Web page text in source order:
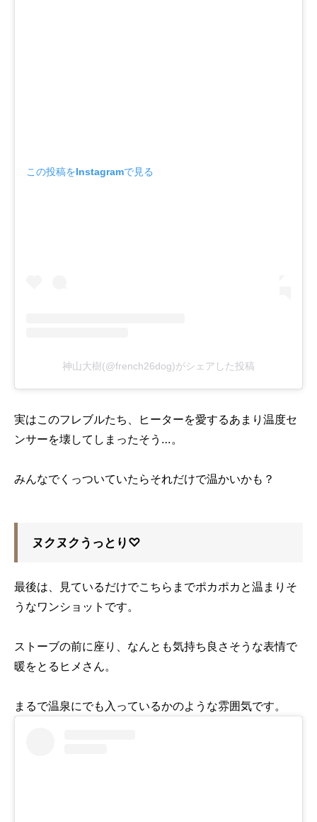
この投稿をInstagramで見る
神山大樹(@french26dog)がシェアした投稿
実はこのフレブルたち、ヒーターを愛するあまり温度セ
ンサーを壊してしまったそう…。
みんなでくっついていたらそれだけで温かいかも？
ヌクヌクうっとり♡
最後は、見ているだけでこちらまでポカポカと温まりそ
うなワンショットです。
ストーブの前に座り、なんとも気持ち良さそうな表情で
暖をとるヒメさん。
まるで温泉にでも入っているかのような雰囲気です。